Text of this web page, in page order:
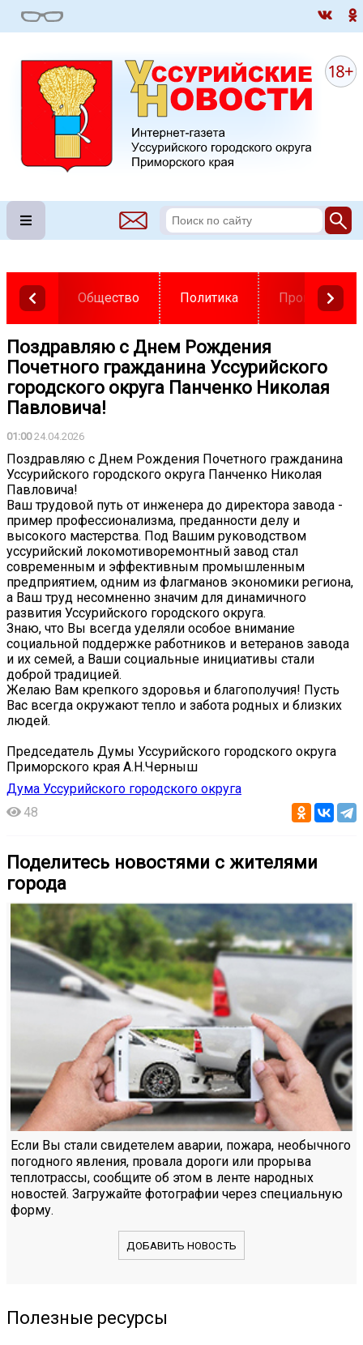
Общество Политика
Поздравляю с Днем Рождения
Почетного гражданина Уссурийского
городского округа Панченко Николая
Павловича!
01:0024.04.2026
Поздравляю с Днем Рождения Почетного гражданина
Уссурийского городского округа Панченко Николая
Павловича!
Ваш трудовой путь от инженера до директора завода -
пример профессионализма, преданности делу и
высокого мастерства. Под Вашим руководством
уссурийский локомотиворемонтный завод стал
современным и эффективным промышленным
предприятием, одним из флагманов экономики региона,
а Ваш труд несомненно значим для динамичного
развития Уссурийского городского округа.
Знаю, что Вы всегда уделяли особое внимание
социальной поддержке работников и ветеранов завода
и их семей, а Ваши социальные инициативы стали
доброй традицией.
Желаю Вам крепкого здоровья и благополучия! Пусть
Вас всегда окружают тепло и забота родных и близких
людей.
Председатель Думы Уссурийского городского округа
Приморского края А.Н.Черныш
Дума Уссурийского городского округа
48
Поделитесь новостями с жителями
города
Если Вы стали свидетелем аварии, пожара, необычного
погодного явления, провала дороги или прорыва
теплотрассы, сообщите об этом в ленте народных
новостей. Загружайте фотографии через специальную
форму.
ДОБАВИТЬ НОВОСТЬ
Полезные ресурсы